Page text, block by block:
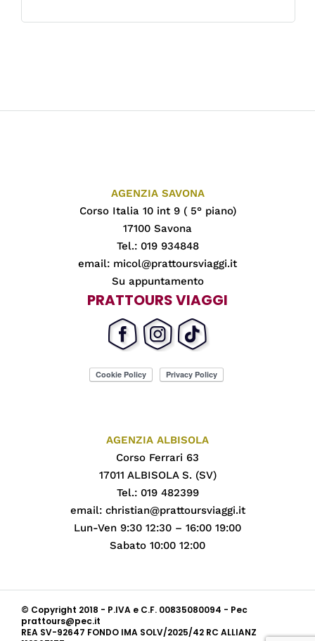
AGENZIA SAVONA
Corso Italia 10 int 9 ( 5° piano)
17100 Savona
Tel.: 019 934848
email: micol@prattoursviaggi.it
Su appuntamento
PRATTOURS VIAGGI
AGENZIA ALBISOLA
Corso Ferrari 63
17011 ALBISOLA S. (SV)
Tel.: 019 482399
email: christian@prattoursviaggi.it
Lun-Ven 9:30 12:30 – 16:00 19:00
Sabato 10:00 12:00
© Copyright 2018 - P.IVA e C.F. 00835080094 - Pec
prattours@pec.it
REA SV-92647 FONDO IMA SOLV/2025/42 RC ALLIANZ